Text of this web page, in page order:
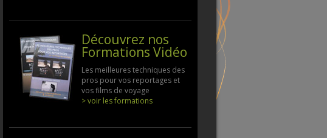
Découvrez nos
Formations Vidéo
Les meilleures techniques des
pros pour vos reportages et
vos films de voyage
> voir les formations